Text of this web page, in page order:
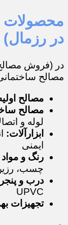
محصولات
در رزمال)
در (فروش مصالح
مصالح
مصالح
مصالح
لوله و
ابزارآلات:
ایمنی
رنگ و
چسب،
درب و
UPVC
تجهیزات